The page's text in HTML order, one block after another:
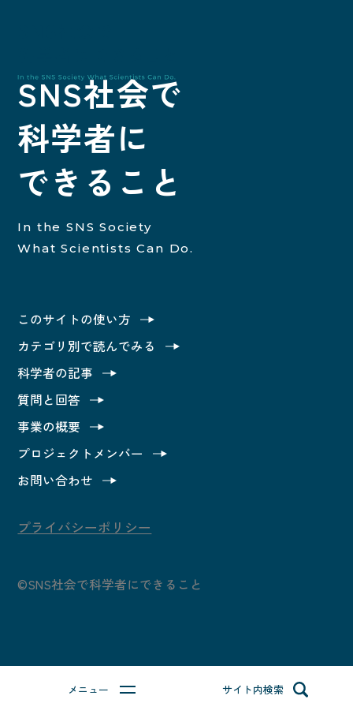
メニュー サイト内検索
このサイトの使い方
カテゴリ別で読んでみる
科学者の記事
質問と回答
事業の概要
SNS社会で
科学者に
できること
In the SNS Society
What Scientists Can Do.
このサイトの使い方
カテゴリ別で読んでみる
科学者の記事
質問と回答
事業の概要
プロジェクトメンバー
お問い合わせ
プライバシーポリシー
©SNS社会で科学者にできること